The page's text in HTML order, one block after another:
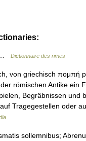
… Dictionnaire des rimes
von griechisch πομπή
römischen Antike ein
Begräbnissen und
Tragegestellen oder
sollemnibus;